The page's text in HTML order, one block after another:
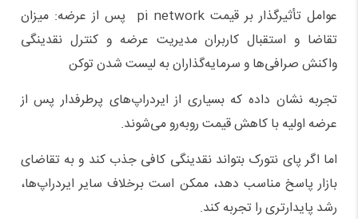
عوامل تأثیرگذار بر قیمت pi network پس از عرضه: میزان
تقاضا و استقبال کاربران مدیریت عرضه و کنترل نقدینگی
واکنش صرافی‌ها و سرمایه‌گذاران به لیست شدن توکن
تجربه نشان داده که بسیاری از ایردراپ‌های پرطرفدار پس از
عرضه اولیه با کاهش قیمت روبه‌رو می‌شوند.
اما اگر پای نتورک بتواند نقدینگی کافی جذب کند و به تقاضای
بازار پاسخ مناسب دهد، ممکن است برخلاف سایر ایردراپ‌ها،
رشد پایدارتری را تجربه کند.